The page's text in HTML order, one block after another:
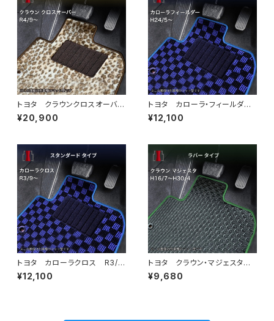
トヨタ クラウンクロスオーバ
ー R4/9〜 TZSH35/AZSH
35 フロアマット一式 カーマ
¥20,900
トヨタ カローラ・フィールダー
（ステーションワゴン） H24/
5〜 160系 フロアマット一
¥12,100
トヨタ カローラクロス R3/
9〜 10系 フロアマット一
式 カーマット スタンダードタ
¥12,100
トヨタ クラウン・マジェスタ
H16/7〜H30/4 180・200・2
10系 フロアマット一式 カー
¥9,680